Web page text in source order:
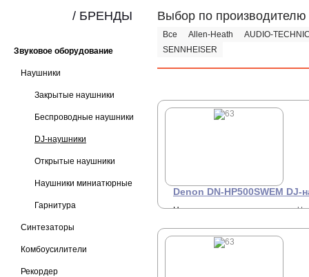
Звуковое оборудование
Наушники
Закрытые наушники
Беспроводные наушники
DJ-наушники
Открытые наушники
Наушники миниатюрные
Гарнитура
Синтезаторы
Комбоусилители
Рекордер
/ БРЕНДЫ Выбор по производителю
Все Allen-Heath
AUDIO-
SENNHEISER
Denon DN-HP500SWEM DJ-
Наушники, закрытого типа,